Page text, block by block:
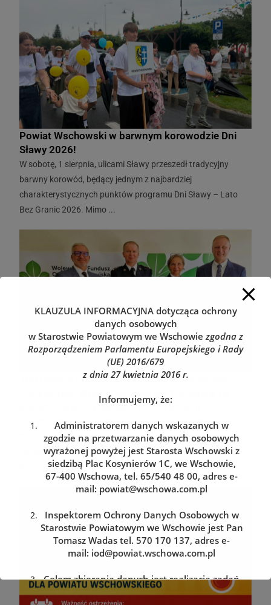
Powiat Wschowski w barwnym korowodzie Dni
Sławy 2026!
W sobotę, 1 sierpnia, ulicami Sławy przeszedł tradycyjny
barwny korowód, będący jednym z najbardziej
charakterystycznych punktów programu Dni Sławy – Lato
Bez Granic 2026. Mimo ...
100 tysięcy złotych dla Komendy Powiatowej
Państwowej Straży Pożarnej we Wschowie na
inwestycję w odnawialne źródła energii
Komenda Powiatowa Państwowej Straży Pożarnej we
Wschowie otrzymała 100 000 zł dofinansowania z
Wojewódzkiego Funduszu Ochrony Środowiska i Gospodarki
Wodnej w Zielonej Górze. Środki zostały ...
KLAUZULA INFORMACYJNA dotycząca ochrony
danych osobowych
w Starostwie Powiatowym we Wschowie zgodna z
Rozporządzeniem Parlamentu Europejskiego i Rady
(UE) 2016/679
z dnia 27 kwietnia 2016 r.
Informujemy, że:
Administratorem danych wskazanych w
zgodzie na przetwarzanie danych osobowych
wyrażonej powyżej jest Starosta Wschowski z
siedzibą Plac Kosynierów 1C, we Wschowie,
67-400 Wschowa, tel. 65/540 48 00, adres e-
mail: powiat@wschowa.com.pl
Inspektorem Ochrony Danych Osobowych w
Starostwie Powiatowym we Wschowie jest Pan
Tomasz Wadas tel. 570 170 137, adres e-
mail: iod@powiat.wschowa.com.pl
Celem zbierania danych jest realizacja zadań
określonych w przepisach prawa.